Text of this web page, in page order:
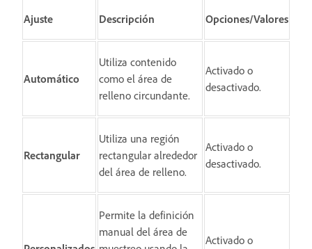
Ajuste Descripción Opciones/Valores
Automático
Utiliza contenido
como el área de
relleno circundante.
Activado o
desactivado.
Rectangular
Utiliza una región
rectangular alrededor
del área de relleno.
Activado o
desactivado.
Permite la definición
manual del área de
Activado o